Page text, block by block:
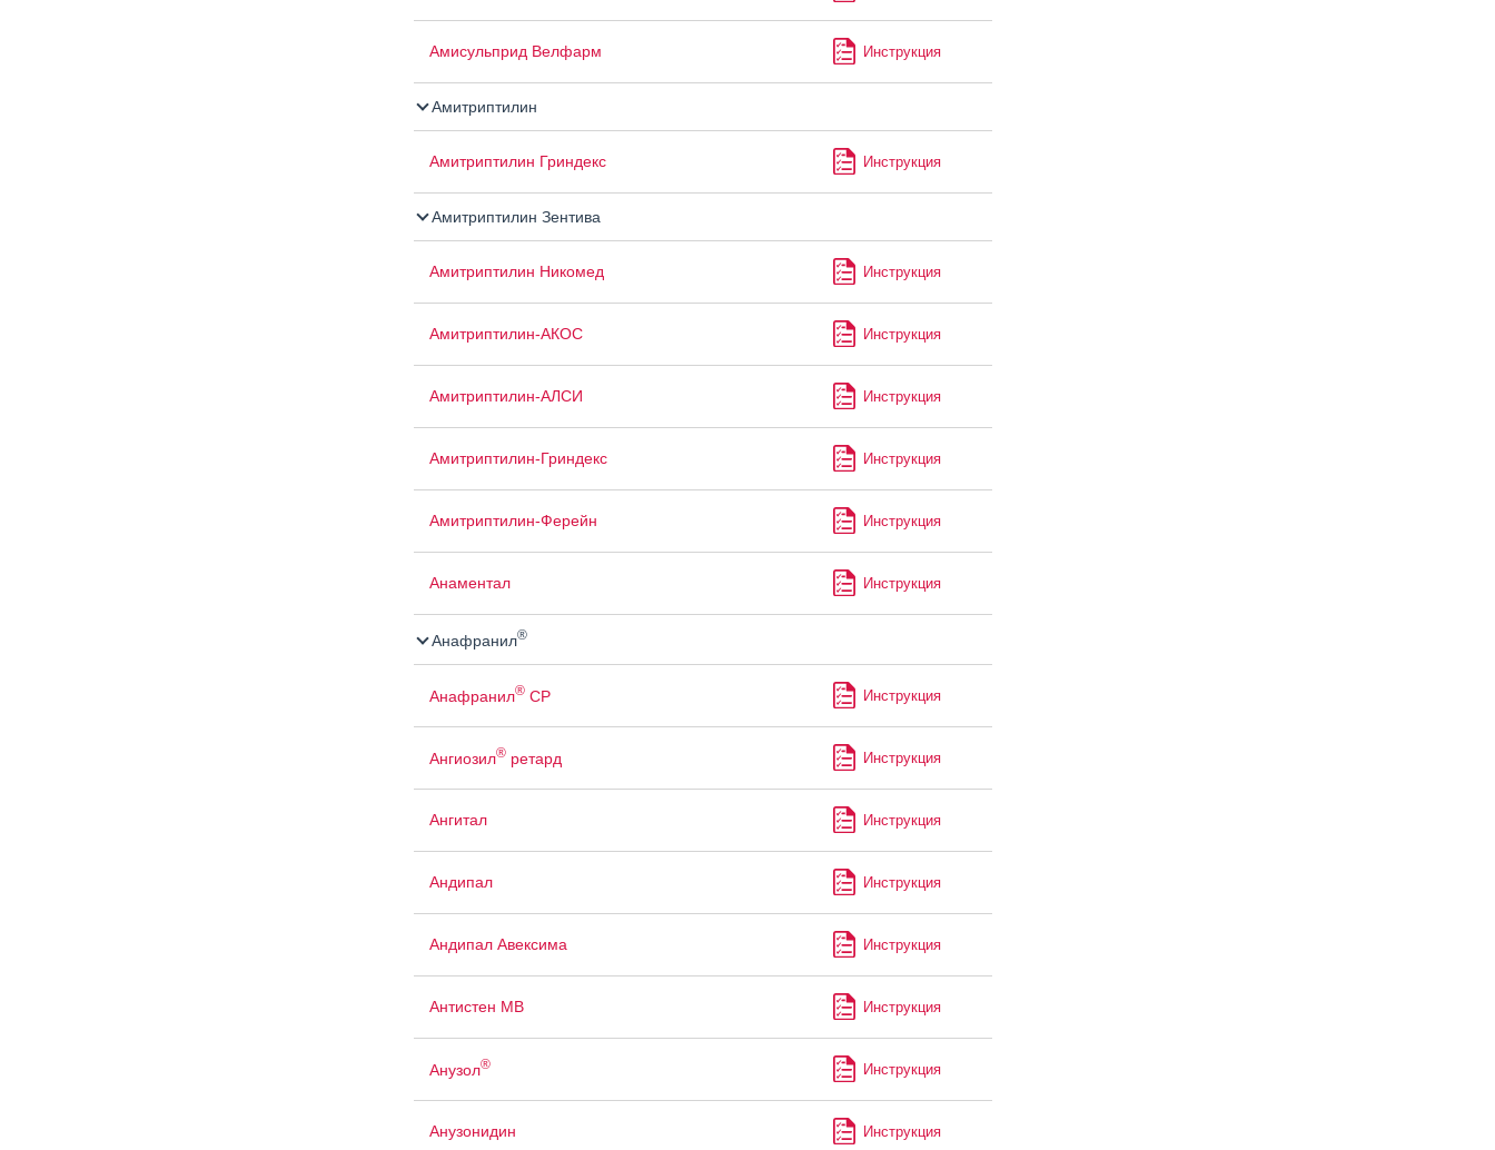
Амисульприд Велфарм Инструкция
Амитриптилин
Амитриптилин Гриндекс Инструкция
Амитриптилин Зентива
Амитриптилин Никомед Инструкция
Амитриптилин-АКОС Инструкция
Амитриптилин-АЛСИ Инструкция
Амитриптилин-Гриндекс Инструкция
Амитриптилин-Ферейн Инструкция
Анаментал Инструкция
Анафранил®
Анафранил®СР Инструкция
Ангиозил®ретард Инструкция
Ангитал Инструкция
Андипал Инструкция
Андипал Авексима Инструкция
Антистен МВ Инструкция
Анузол® Инструкция
Анузонидин Инструкция